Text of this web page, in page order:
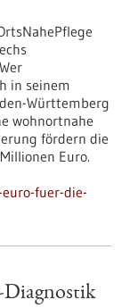
in seinem
Württemberg
wohnortnahe
fördern die
Euro.
fuer-die-
Diagnostik